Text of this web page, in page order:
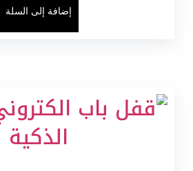
إضافة إلى السلة